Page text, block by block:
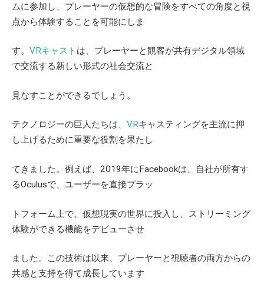
ムに参加し、プレーヤーの仮想的な冒険をすべての角度と視
点から体験することを可能にしま
す。 VRキャスト は、プレーヤーと観客が共有デジタル領域
で交流する新しい形式の社会交流と
見なすことができるでしょう。
テクノロジーの巨人たちは、 VRキャスティングを主流に押
し上げるために重要な役割を果たし
てきました。例えば、 2019年にFacebookは、自社が所有す
るOculusで、ユーザーを直接プラッ
トフォーム上で、仮想現実の世界に投入し、ストリーミング
体験ができる機能をデビューさせ
ました。この技術は以来、プレーヤーと視聴者の両方からの
共感と支持を得て成長しています